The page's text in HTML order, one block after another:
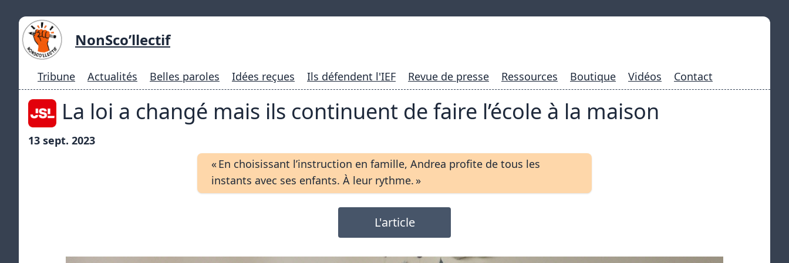
NonSco’llectif
Tribune Actualités Belles paroles Idées reçues Ils défendent l'IEF Revue de presse Ressources Boutique Vidéos Contact
La loi a changé mais ils continuent de faire l’école à la maison
13 sept. 2023
« En choisissant l’instruction en famille, Andrea profite de tous les
instants avec ses enfants. À leur rythme. »
L'article